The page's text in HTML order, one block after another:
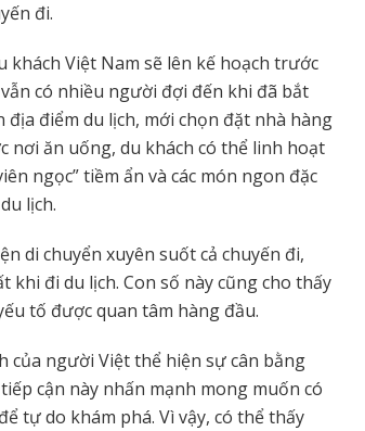
đi.
khách Việt Nam sẽ lên kế hoạch trước
có nhiều người đợi đến khi đã bắt
địa điểm du lịch, mới chọn đặt nhà hàng
nơi ăn uống, du khách có thể linh hoạt
ngọc” tiềm ẩn và các món ngon đặc
lịch.
di chuyển xuyên suốt cả chuyến đi,
đi du lịch. Con số này cũng cho thấy
tố được quan tâm hàng đầu.
của người Việt thể hiện sự cân bằng
cận này nhấn mạnh mong muốn có
tự do khám phá. Vì vậy, có thể thấy